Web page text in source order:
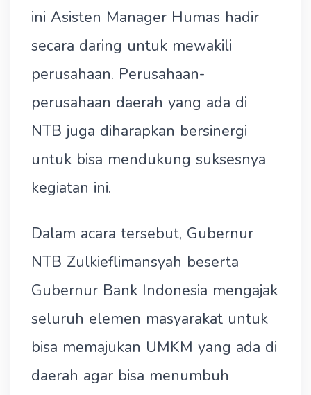
ini Asisten Manager Humas hadir
secara daring untuk mewakili
perusahaan. Perusahaan-
perusahaan daerah yang ada di
NTB juga diharapkan bersinergi
untuk bisa mendukung suksesnya
kegiatan ini.
Dalam acara tersebut, Gubernur
NTB Zulkieflimansyah beserta
Gubernur Bank Indonesia mengajak
seluruh elemen masyarakat untuk
bisa memajukan UMKM yang ada di
daerah agar bisa menumbuh